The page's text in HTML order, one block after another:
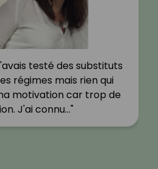
testé des substituts
régimes mais rien qui
motivation car trop de
J'ai connu…"